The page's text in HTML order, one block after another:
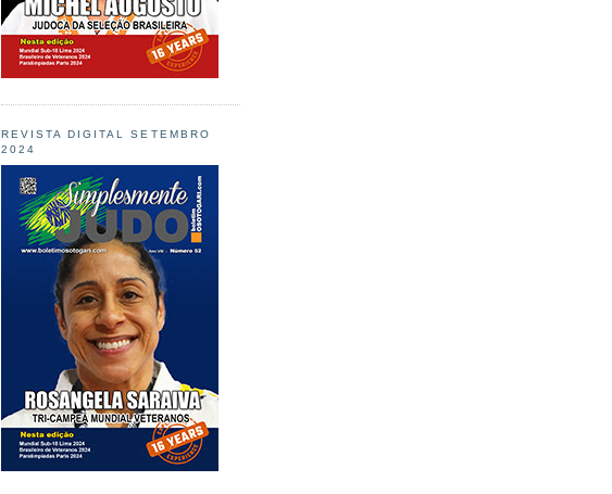
REVISTA DIGITAL SETEMBRO
2024